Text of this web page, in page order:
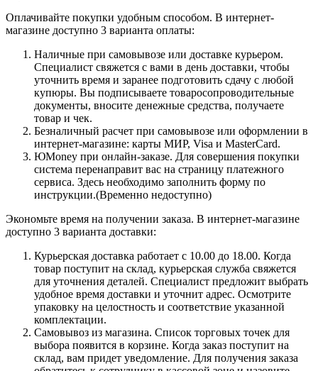
Оплачивайте покупки удобным способом. В интернет-
магазине доступно 3 варианта оплаты:
Наличные при самовывозе или доставке курьером.
Специалист свяжется с вами в день доставки, чтобы
уточнить время и заранее подготовить сдачу с любой
купюры. Вы подписываете товаросопроводительные
документы, вносите денежные средства, получаете
товар и чек.
Безналичный расчет при самовывозе или оформлении в
интернет-магазине: карты МИР, Visa и MasterCard.
ЮMoney при онлайн-заказе. Для совершения покупки
система перенаправит вас на страницу платежного
сервиса. Здесь необходимо заполнить форму по
инструкции.(Временно недоступно)
Экономьте время на получении заказа. В интернет-магазине
доступно 3 варианта доставки:
Курьерская доставка работает с 10.00 до 18.00. Когда
товар поступит на склад, курьерская служба свяжется
для уточнения деталей. Специалист предложит выбрать
удобное время доставки и уточнит адрес. Осмотрите
упаковку на целостность и соответствие указанной
комплектации.
Самовывоз из магазина. Список торговых точек для
выбора появится в корзине. Когда заказ поступит на
склад, вам придет уведомление. Для получения заказа